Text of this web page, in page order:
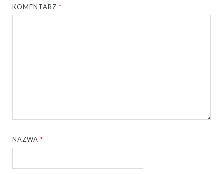
KOMENTARZ*
NAZWA*